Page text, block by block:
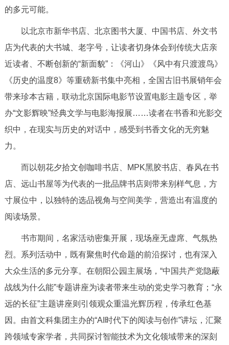
的多元可能。
以北京市新华书店、北京图书大厦、中国书店、外文书
店为代表的大书城、老字号，让读者切身体会到传统大店亲
近读者、不断创新的“新面貌”：《河山》《风中有只渡渡鸟》
《历史的温度8》等重磅新书集中亮相，全国古旧书展销年会
带来珍本古籍，联动北京国际电影节设置电影主题专区，举
办“文影辉映”经典文学与电影海报展……读者在书香和光影交
织中，在现实与历史的对话中，感受到书香文化的无穷魅
力。
而以朝花夕拾文创咖啡书店、MPK黑胶书店、春风在书
店、远山书屋等为代表的一批品牌书店则带来别样气息，方
寸展位中，以独特的选品视角与空间美学，营造出有温度的
阅读场景。
书市期间，名家活动密集开展，现场座无虚席、气氛热
烈。系列活动中，既有聚焦时代命题的前沿探讨，也有深入
大众生活的多元分享。在朝阳公园主展场，“中国共产党隐蔽
战线为什么能”专题讲座为读者带来生动的党史学习教育；“永
远的长征”主题讲座则引领观众重温光辉历程，传承红色基
因。由首文科集团主办的“AI时代下的阅读与创作”讲坛，汇聚
跨领域专家学者，共同探讨智能技术为文化领域带来的深刻